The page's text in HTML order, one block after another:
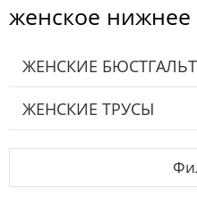
женское нижнее
ЖЕНСКИЕ
ЖЕНСКИЕ ТРУСЫ